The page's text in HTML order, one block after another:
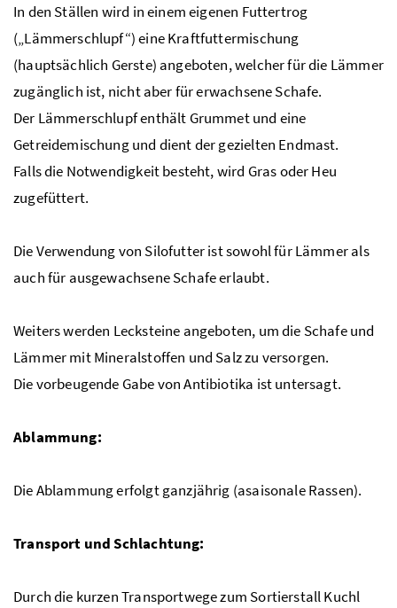
In den Ställen wird in einem eigenen Futtertrog
(„Lämmerschlupf“) eine Kraftfuttermischung
(hauptsächlich Gerste) angeboten, welcher für die Lämmer
zugänglich ist, nicht aber für erwachsene Schafe.
Der Lämmerschlupf enthält Grummet und eine
Getreidemischung und dient der gezielten Endmast.
Falls die Notwendigkeit besteht, wird Gras oder Heu
zugefüttert.
Die Verwendung von Silofutter ist sowohl für Lämmer als
auch für ausgewachsene Schafe erlaubt.
Weiters werden Lecksteine angeboten, um die Schafe und
Lämmer mit Mineralstoffen und Salz zu versorgen.
Die vorbeugende Gabe von Antibiotika ist untersagt.
Ablammung:
Die Ablammung erfolgt ganzjährig (asaisonale Rassen).
Transport und Schlachtung:
Durch die kurzen Transportwege zum Sortierstall Kuchl